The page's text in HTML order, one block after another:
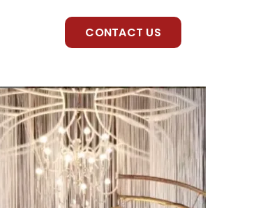
CONTACT US